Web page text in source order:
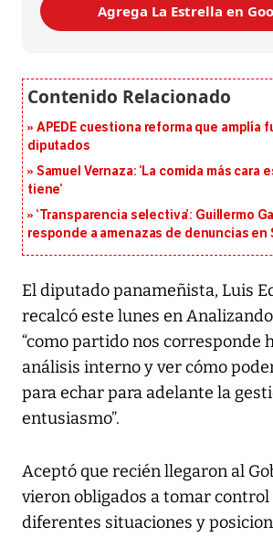
Agrega La Estrella en
APEDE cuestiona reforma que amplía
diputados
Samuel Vernaza: ‘La comida más cara
tiene’
‘Transparencia selectiva’: Guillermo
responde a amenazas de denuncias en
El diputado panameñista, Luis
recalcó este lunes en
“como partido nos corresponde
análisis interno y ver cómo
para echar para adelante la
entusiasmo”.
Aceptó que recién llegaron al
vieron obligados a tomar control
diferentes situaciones y